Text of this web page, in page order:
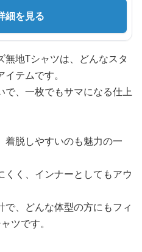
細を見る
地Tシャツは、どんなスタ
テムです。
、一枚でもサマになる仕上
着脱しやすいのも魅力の一
く、インナーとしてもアウ
、どんな体型の方にもフィ
ツです。